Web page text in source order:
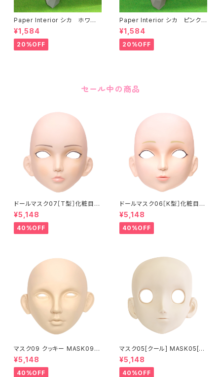
Paper Interior シカ ホワイト
White Deer
¥1,584
20%OFF
Paper Interior シカ ピンク
Pink Deer
¥1,584
20%OFF
セール中の商品
ドールマスク07［T型］化粧目穴
処理済 MASK07 [DOLL T] O
pening eye hole and make
up
¥5,148
40%OFF
ドールマスク06［K型］化粧目穴
処理 MASK06 [DOLL K] Op
ening eye hole and make
up
¥5,148
40%OFF
マスク09 クッキー MASK09
“COOKIE”
¥5,148
40%OFF
マスク05[クール] MASK05[C
OOL]
¥5,148
40%OFF